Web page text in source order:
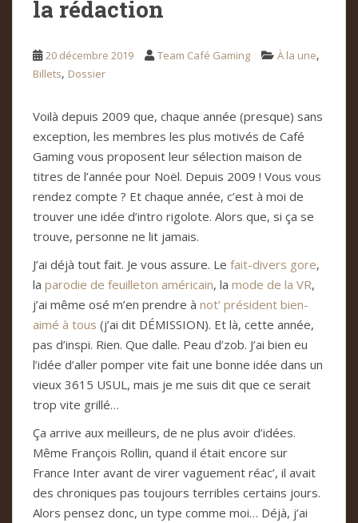
la rédaction
20 décembre 2019 Team Café Gaming À la une,
Billets, Dossier
Voilà depuis 2009 que, chaque année (presque) sans
exception, les membres les plus motivés de Café
Gaming vous proposent leur sélection maison de
titres de l’année pour Noël. Depuis 2009 ! Vous vous
rendez compte ? Et chaque année, c’est à moi de
trouver une idée d’intro rigolote. Alors que, si ça se
trouve, personne ne lit jamais.
J’ai déjà tout fait. Je vous assure. Le fait-divers gore,
la parodie de feuilleton américain, la mode de la VR,
j’ai même osé m’en prendre à not’ président bien-
aimé à tous (j’ai dit DÉMISSION). Et là, cette année,
pas d’inspi. Rien. Que dalle. Peau d’zob. J’ai bien eu
l’idée d’aller pomper vite fait une bonne idée dans un
vieux 3615 USUL, mais je me suis dit que ce serait
trop vite grillé…
Ça arrive aux meilleurs, de ne plus avoir d’idées.
Même François Rollin, quand il était encore sur
France Inter avant de virer vaguement réac’, il avait
des chroniques pas toujours terribles certains jours.
Alors pensez donc, un type comme moi… Déjà, j’ai